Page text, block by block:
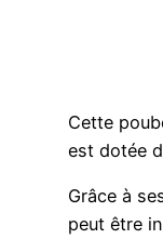
Cette
est dotée
Grâce à
peut être